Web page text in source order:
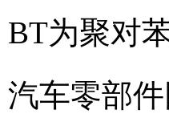
BT为聚对
汽车零部